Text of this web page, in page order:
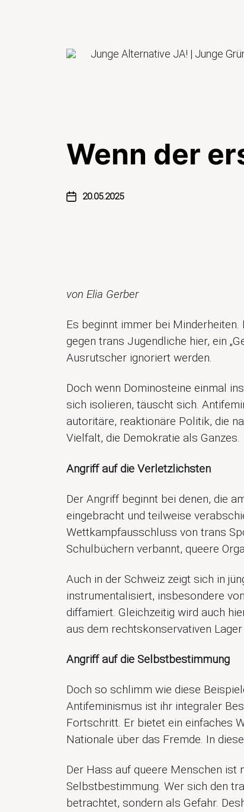
Junge Alternative JA! | Junge
Wenn der
20.05.2025
von Elia Gerber
Es beginnt immer bei
gegen trans Jugendliche hier, ein
Ausrutscher ignoriert werden.
Doch wenn Dominosteine einmal
sich isolieren, täuscht sich.
autoritäre, reaktionäre Politik, die
Vielfalt, die Demokratie als Ganzes.
Angriff auf die Verletzlichsten
Der Angriff beginnt bei denen, die
eingebracht und teilweise
Wettkampfausschluss von trans
Schulbüchern verbannt, queere
Auch in der Schweiz zeigt sich in
instrumentalisiert, insbesondere
diffamiert. Gleichzeitig wird auch
aus dem rechtskonservativen
Angriff auf die Selbstbestimmung
Doch so schlimm wie diese
Antifeminismus ist ihr integraler
Fortschritt. Er bietet ein einfaches
Nationale über das Fremde. In
Der Hass auf queere Menschen ist
Selbstbestimmung. Wer sich den
betrachtet, sondern als Gefahr.